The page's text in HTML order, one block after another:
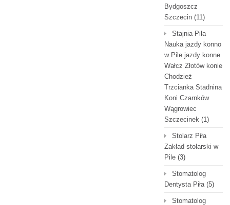
Bydgoszcz
Szczecin (11)
Stajnia Piła
Nauka jazdy konno
w Pile jazdy konne
Wałcz Złotów konie
Chodzież
Trzcianka Stadnina
Koni Czarnków
Wągrowiec
Szczecinek (1)
Stolarz Piła
Zakład stolarski w
Pile (3)
Stomatolog
Dentysta Piła(5)
Stomatolog